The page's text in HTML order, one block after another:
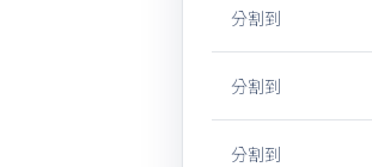
分割到
分割到
分割到